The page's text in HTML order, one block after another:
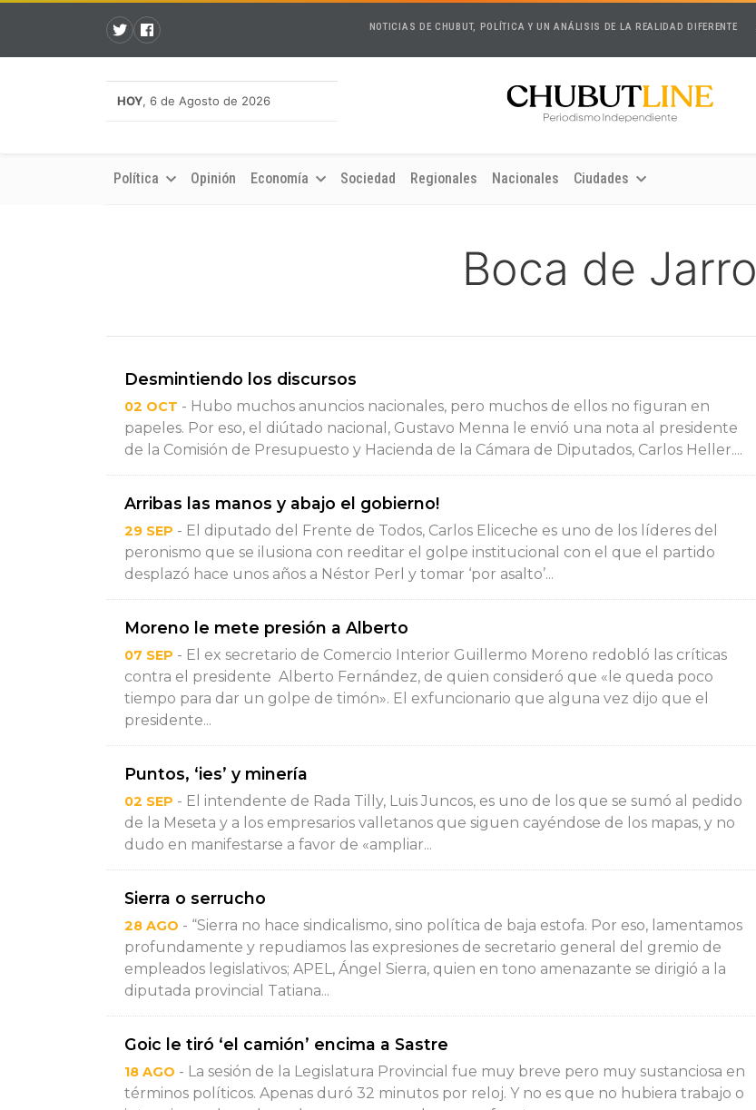
NOTICIAS DE CHUBUT, POLÍTICA Y UN ANÁLISIS DE LA REALIDAD DIFERENTE
HOY, 6 de Agosto de 2026
Política Opinión Economía Sociedad Regionales Nacionales Ciudades
Boca de Jarro
Desmintiendo los discursos
02 OCT - Hubo muchos anuncios nacionales, pero muchos de ellos no figuran en
papeles. Por eso, el diútado nacional, Gustavo Menna le envió una nota al presidente
de la Comisión de Presupuesto y Hacienda de la Cámara de Diputados, Carlos Heller....
Arribas las manos y abajo el gobierno!
29 SEP - El diputado del Frente de Todos, Carlos Eliceche es uno de los líderes del
peronismo que se ilusiona con reeditar el golpe institucional con el que el partido
desplazó hace unos años a Néstor Perl y tomar ‘por asalto’...
Moreno le mete presión a Alberto
07 SEP - El ex secretario de Comercio Interior Guillermo Moreno redobló las críticas
contra el presidente Alberto Fernández, de quien consideró que «le queda poco
tiempo para dar un golpe de timón». El exfuncionario que alguna vez dijo que el
presidente...
Puntos, ‘ies’ y minería
02 SEP - El intendente de Rada Tilly, Luis Juncos, es uno de los que se sumó al pedido
de la Meseta y a los empresarios valletanos que siguen cayéndose de los mapas, y no
dudo en manifestarse a favor de «ampliar...
Sierra o serrucho
28 AGO - “Sierra no hace sindicalismo, sino política de baja estofa. Por eso, lamentamos
profundamente y repudiamos las expresiones de secretario general del gremio de
empleados legislativos; APEL, Ángel Sierra, quien en tono amenazante se dirigió a la
diputada provincial Tatiana...
Goic le tiró ‘el camión’ encima a Sastre
18 AGO - La sesión de la Legislatura Provincial fue muy breve pero muy sustanciosa en
términos políticos. Apenas duró 32 minutos por reloj. Y no es que no hubiera trabajo o